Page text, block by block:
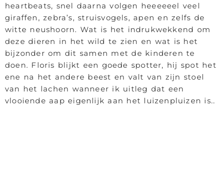
heartbeats, snel daarna volgen heeeeeel veel
giraffen, zebra’s, struisvogels, apen en zelfs de
witte neushoorn. Wat is het indrukwekkend om
deze dieren in het wild te zien en wat is het
bijzonder om dit samen met de kinderen te
doen. Floris blijkt een goede spotter, hij spot het
ene na het andere beest en valt van zijn stoel
van het lachen wanneer ik uitleg dat een
vlooiende aap eigenlijk aan het luizenpluizen is..